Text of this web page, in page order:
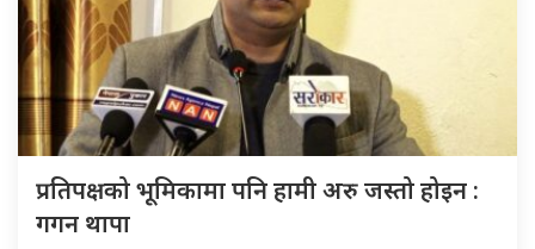
प्रतिपक्षको भूमिकामा पनि हामी अरु जस्तो होइन :
गगन थापा